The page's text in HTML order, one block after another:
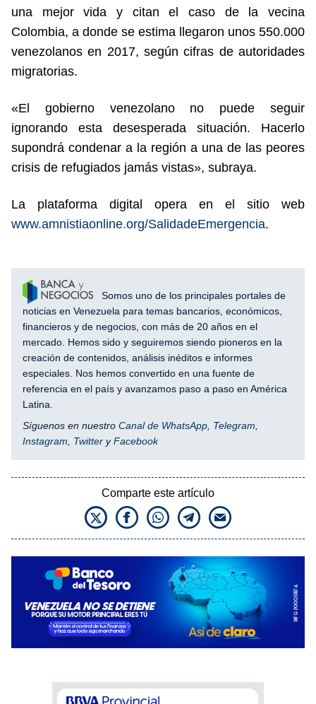
una mejor vida y citan el caso de la vecina
Colombia, a donde se estima llegaron unos 550.000
venezolanos en 2017, según cifras de autoridades
migratorias.
«El gobierno venezolano no puede seguir
ignorando esta desesperada situación. Hacerlo
supondrá condenar a la región a una de las peores
crisis de refugiados jamás vistas», subraya.
La plataforma digital opera en el sitio web
www.amnistiaonline.org/SalidadeEmergencia.
Somos uno de los principales portales de
noticias en Venezuela para temas bancarios, económicos,
financieros y de negocios, con más de 20 años en el
mercado. Hemos sido y seguiremos siendo pioneros en la
creación de contenidos, análisis inéditos e informes
especiales. Nos hemos convertido en una fuente de
referencia en el país y avanzamos paso a paso en América
Latina.
Síguenos en nuestro Canal de WhatsApp, Telegram,
Instagram, Twitter yFacebook
Comparte este artículo